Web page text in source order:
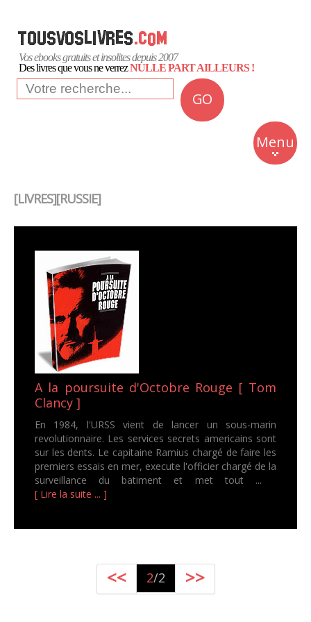
Vos ebooks gratuits et insolites depuis 2007
Des livres que vous ne verrezNULLE PART AILLEURS !
GO
Menu
Insolite
Business
[LIVRES][RUSSIE]
A la poursuite d'Octobre Rouge [ Tom
Clancy ]
En 1984, l'URSS vient de lancer un sous-marin
revolutionnaire. Les services secrets americains sont
sur les dents. Le capitaine Ramius chargé de faire les
premiers essais en mer, execute l'officier chargé de la
surveillance du batiment et met tout ...
[ Lire la suite ... ]
<< 2/2 >>